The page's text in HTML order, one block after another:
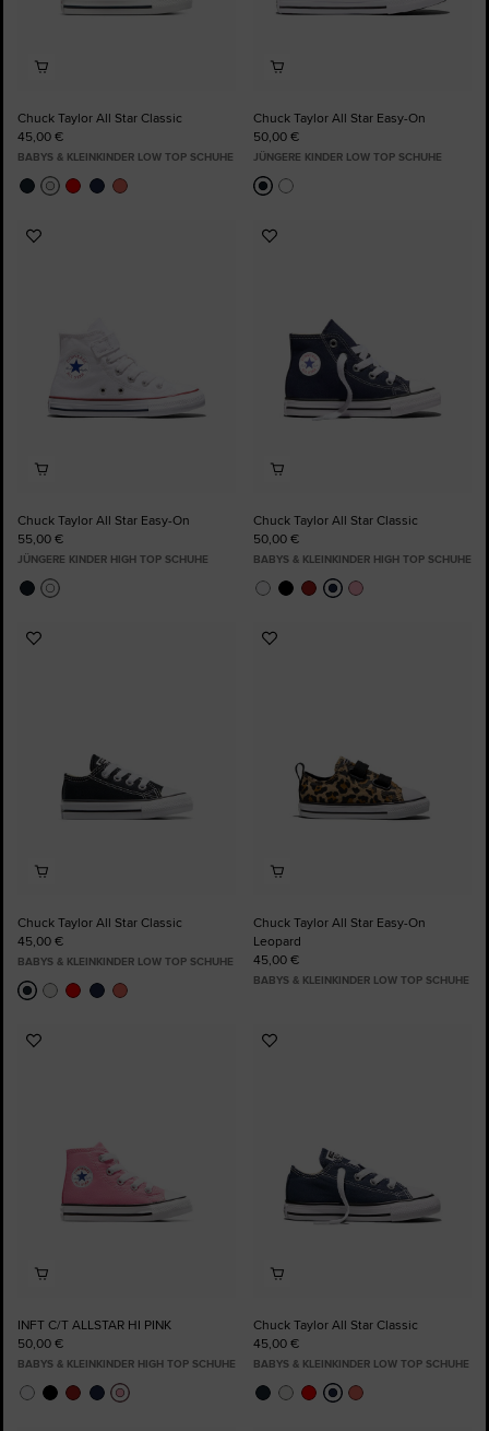
Chuck Taylor All Star Classic
45,00 €
BABYS & KLEINKINDER LOW TOP SCHUHE
Chuck Taylor All Star Easy-On
50,00 €
JÜNGERE KINDER LOW TOP SCHUHE
Zu
Chuck Taylor All Star Easy-On
55,00 €
JÜNGERE KINDER HIGH TOP SCHUHE
Zu
Chuck Taylor All Star Classic
50,00 €
BABYS & KLEINKINDER HIGH TOP SCHUHE
Zu
Chuck Taylor All Star Classic
45,00 €
BABYS & KLEINKINDER LOW TOP SCHUHE
Zu
Chuck Taylor All Star Easy-On
Leopard
45,00 €
BABYS & KLEINKINDER LOW TOP SCHUHE
Zu
INFT C/T ALLSTAR HI PINK
50,00 €
BABYS & KLEINKINDER HIGH TOP SCHUHE
Zu
Chuck Taylor All Star Classic
45,00 €
BABYS & KLEINKINDER LOW TOP SCHUHE